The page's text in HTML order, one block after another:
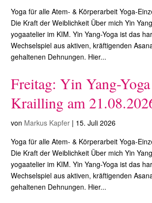
Yoga für alle Atem- & Körperarbeit Yoga-
Die Kraft der Weiblichkeit Über mich Yin
yogaatelier im KIM. Yin Yang-Yoga ist das
Wechselspiel aus aktiven, kräftigenden
gehaltenen Dehnungen. Hier...
Freitag: Yin Yang-
Krailling am
von Markus Kapfer | 15. Juli 2026
Yoga für alle Atem- & Körperarbeit Yoga-
Die Kraft der Weiblichkeit Über mich Yin
yogaatelier im KIM. Yin Yang-Yoga ist das
Wechselspiel aus aktiven, kräftigenden
gehaltenen Dehnungen. Hier...